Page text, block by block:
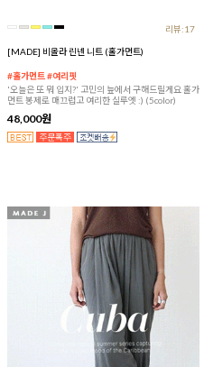
리뷰:17
[MADE] 비올라 린넨 니트 (홀가먼트)
#홀가먼트 #여리핏
'오늘은 또 뭐 입지?' 고민의 늪에서 구해드릴게요 홀가
먼트 봉제로 매끄럽고 여리한 실루엣 :) (5color)
48,000원